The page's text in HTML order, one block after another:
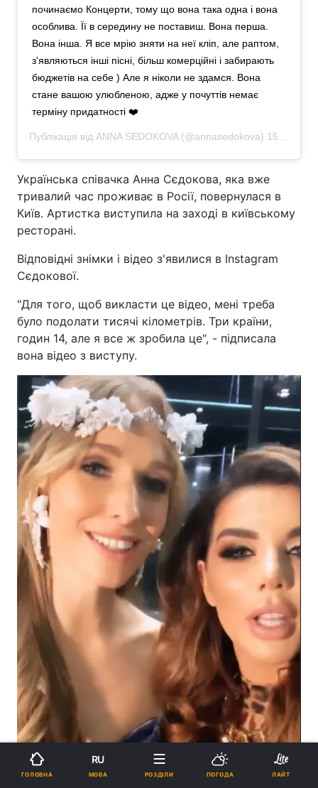
починаємо Концерти, тому що вона така одна і вона
особлива. Її в середину не поставиш. Вона перша.
Вона інша. Я все мрію зняти на неї кліп, але раптом,
з'являються інші пісні, більш комерційні і забирають
бюджетів на себе ) Але я ніколи не здамся. Вона
стане вашою улюбленою, адже у почуттів немає
терміну придатності ❤️
Публікація від ANNA SEDOKOVA(@annasedokova) 15 Травень 2019 в 6:10 PDT
Українська співачка Анна Сєдокова, яка вже
тривалий час проживає в Росії, повернулася в
Київ. Артистка виступила на заході в київському
ресторані.
Відповідні знімки і відео з'явилися в Instagram
Сєдокової.
"Для того, щоб викласти це відео, мені треба
було подолати тисячі кілометрів. Три країни,
годин 14, але я все ж зробила це", - підписала
вона відео з виступу.
ГОЛОВНА
RU
МОВА РОЗДІЛИ ПОГОДА ЛАЙТ